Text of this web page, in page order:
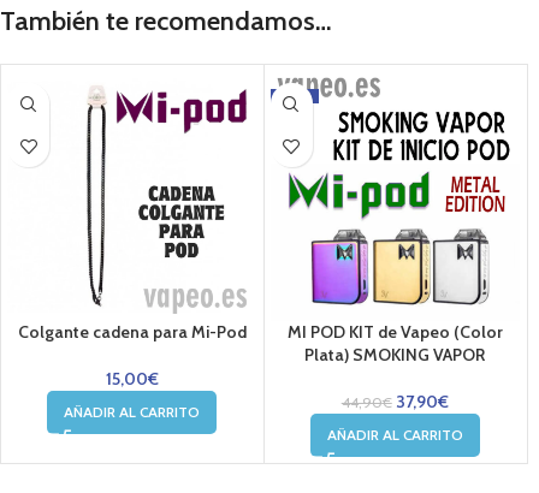
También te recomendamos…
Colgante cadena para Mi-Pod
15,00€
AÑADIR AL CARRITO
-16%
MI POD KIT de Vapeo (Color
Plata) SMOKING VAPOR
44,90€ 37,90€
AÑADIR AL CARRITO